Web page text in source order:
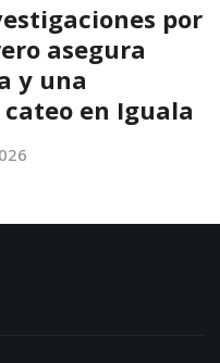
por
asegura
y una
en Iguala